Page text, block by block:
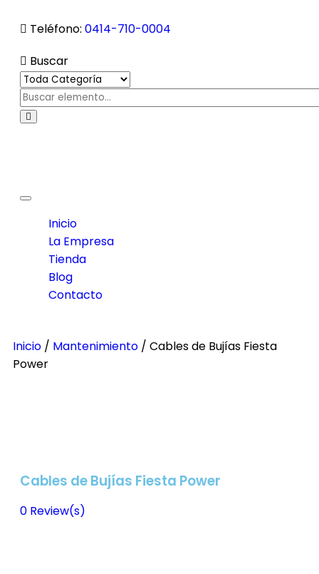
Teléfono: 0414-710-0004
Buscar
Toggle
navigation
Inicio
La Empresa
Tienda
Blog
Contacto
Inicio / Mantenimiento / Cables de Bujías Fiesta
Power
Cables de Bujías Fiesta Power
0 Review(s)